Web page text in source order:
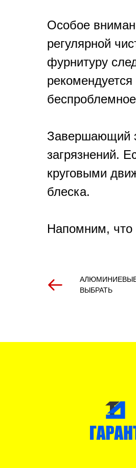
Особое
регулярной
фурнитуру
Завершающий
загрязнений.
круговыми
блеска.
Напомним, что
ВЫБРАТЬ